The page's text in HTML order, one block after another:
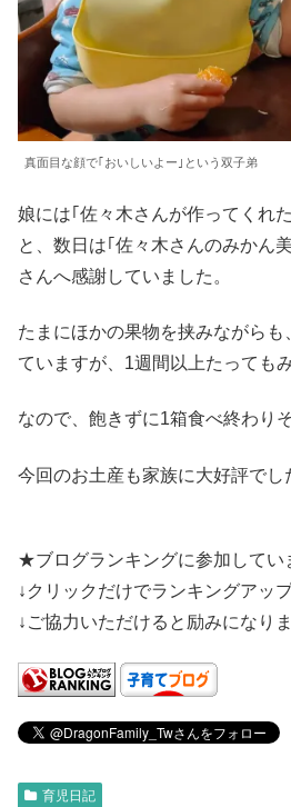
真面目な顔で｢おいしいよー｣という双子弟
娘には｢佐々木さんが作ってくれ
と、数日は｢佐々木さんのみかん
さんへ感謝していました。
たまにほかの果物を挟みながら
ていますが、1週間以上たっても
なので、飽きずに1箱食べ終わり
今回のお土産も家族に大好評で
★ブログランキングに参加してい
↓クリックだけでランキングアッ
↓ご協力いただけると励みになりま
育児日記